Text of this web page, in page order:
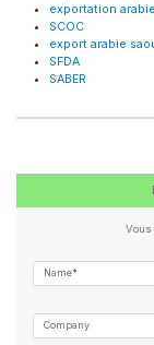
exportation
SCOC
export arabie
SFDA
SABER
Vous
Name*
Company